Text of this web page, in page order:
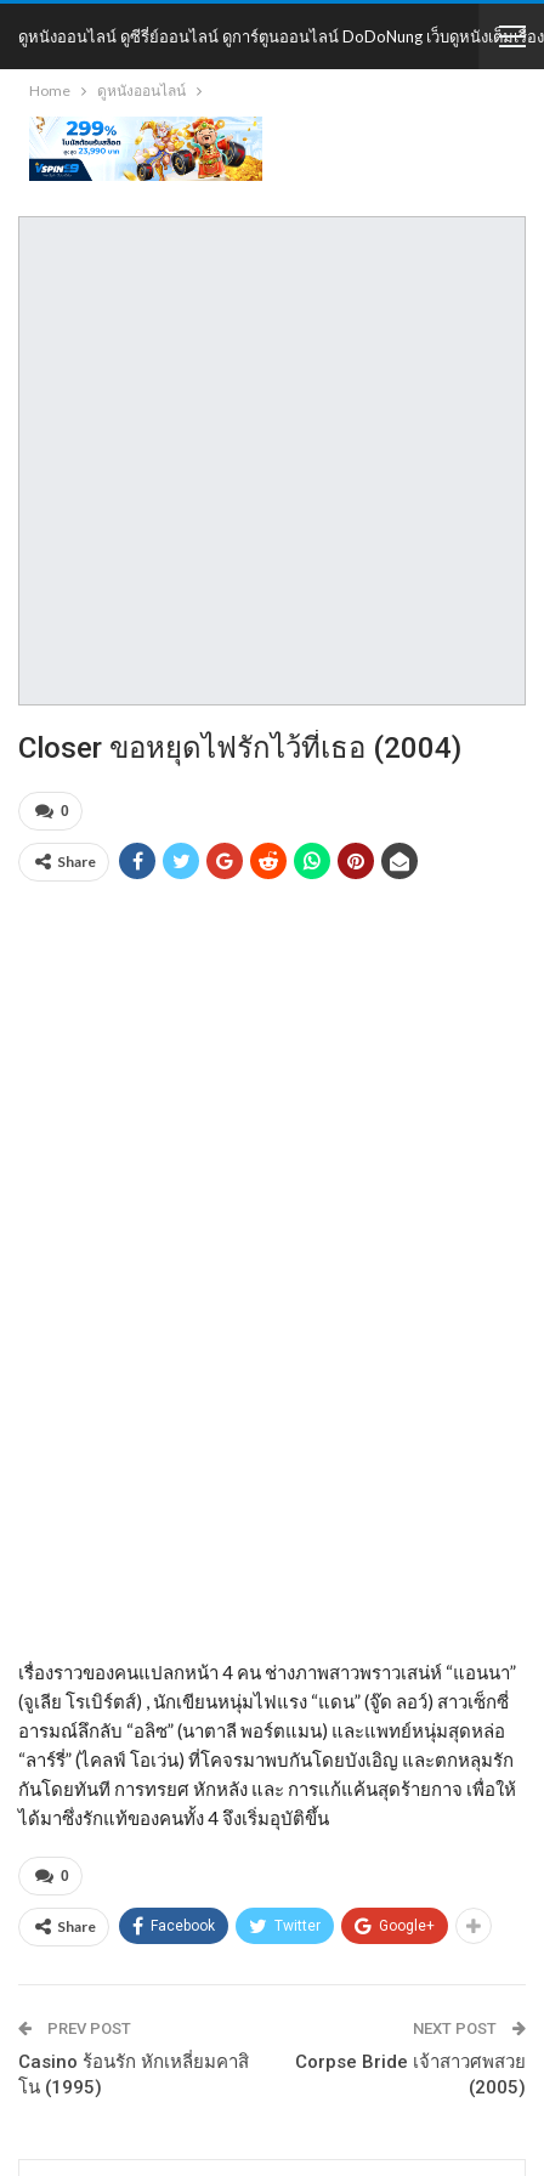
ดูหนังออนไลน์ ดูซีรี่ย์ออนไลน์ ดูการ์ตูนออนไลน์ DoDoNung เว็บดูหนังเต็มเรื่อง
DoDoNung
Home ดูหนังออนไลน์
Closer ขอหยุดไฟรักไว้ที่เธอ (2004)
0
Share
เรื่องราวของคนแปลกหน้า 4 คน ช่างภาพสาวพราวเสน่ห์ “แอนนา”
(จูเลีย โรเบิร์ตส์) , นักเขียนหนุ่มไฟแรง “แดน” (จู๊ด ลอว์) สาวเซ็กซี่
อารมณ์ลึกลับ “อลิซ” (นาตาลี พอร์ตแมน) และแพทย์หนุ่มสุดหล่อ
“ลาร์รี่” (ไคลฟ์ โอเว่น) ที่โคจรมาพบกันโดยบังเอิญ และตกหลุมรัก
กันโดยทันที การทรยศ หักหลัง และ การแก้แค้นสุดร้ายกาจ เพื่อให้
ได้มาซึ่งรักแท้ของคนทั้ง 4 จึงเริ่มอุบัติขึ้น
0
Share Facebook Twitter Google+
PREV POST
Casino ร้อนรัก หักเหลี่ยมคาสิ
โน (1995)
NEXT POST
Corpse Bride เจ้าสาวศพสวย
(2005)